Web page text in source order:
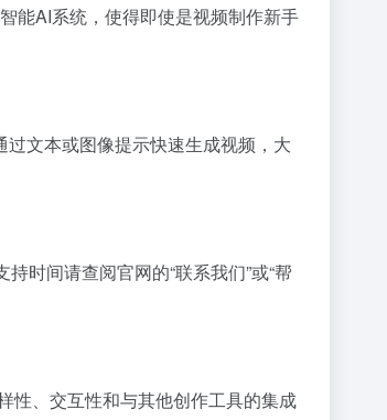
能AI系统，使得即使是视频制作新手
文本或图像提示快速生成视频，大
时间请查阅官网的“联系我们”或“帮
性、交互性和与其他创作工具的集成